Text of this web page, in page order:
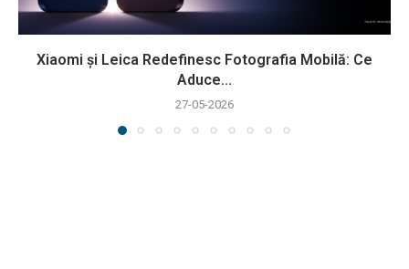
Xiaomi și Leica Redefinesc Fotografia Mobilă: Ce
Aduce...
27-05-2026